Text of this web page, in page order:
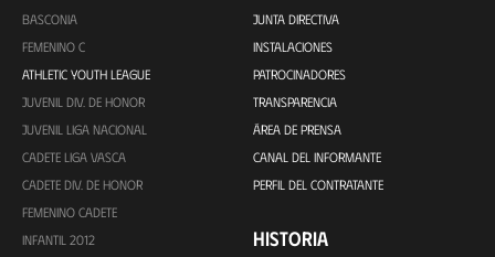
BASCONIA
FEMENINO C
ATHLETIC YOUTH LEAGUE
JUVENIL DIV. DE HONOR
JUVENIL LIGA NACIONAL
CADETE LIGA VASCA
CADETE DIV. DE HONOR
FEMENINO CADETE
INFANTIL 2012
JUNTA DIRECTIVA
INSTALACIONES
PATROCINADORES
TRANSPARENCIA
ÁREA DE PRENSA
CANAL DEL INFORMANTE
PERFIL DEL CONTRATANTE
HISTORIA